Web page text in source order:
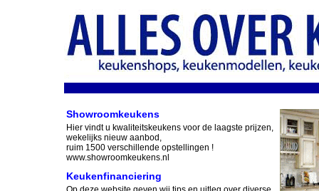
Showroomkeukens
Hier vindt u kwaliteitskeukens voor de laagste prijzen,
wekelijks nieuw aanbod,
ruim 1500 verschillende opstellingen !
www.showroomkeukens.nl
Keukenfinanciering